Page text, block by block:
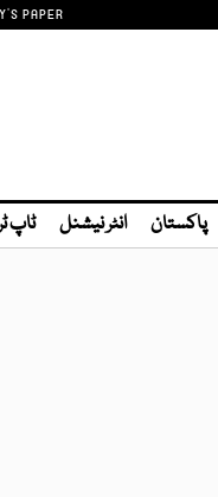
PAPER
پاکستان انٹر نیشنل ٹاپ